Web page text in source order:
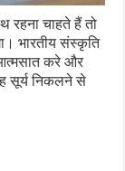
रहना चाहते हैं तो
भारतीय संस्कृति
करे और
सूर्य निकलने से